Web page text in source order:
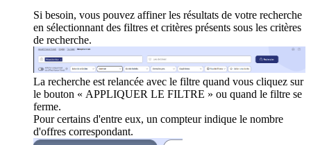
Si besoin, vous pouvez affiner les résultats de votre recherche
en sélectionnant des filtres et critères présents sous les critères
de recherche.
La recherche est relancée avec le filtre quand vous cliquez sur
le bouton « APPLIQUER LE FILTRE » ou quand le filtre se
ferme.
Pour certains d'entre eux, un compteur indique le nombre
d'offres correspondant.